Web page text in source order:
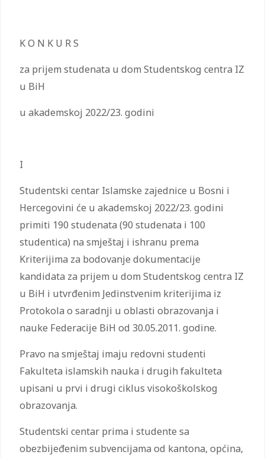
K O N K U R S
za prijem studenata u dom Studentskog centra IZ
u BiH
u akademskoj 2022/23. godini
I
Studentski centar Islamske zajednice u Bosni i
Hercegovini će u akademskoj 2022/23. godini
primiti 190 studenata (90 studenata i 100
studentica) na smještaj i ishranu prema
Kriterijima za bodovanje dokumentacije
kandidata za prijem u dom Studentskog centra IZ
u BiH i utvrđenim Jedinstvenim kriterijima iz
Protokola o saradnji u oblasti obrazovanja i
nauke Federacije BiH od 30.05.2011. godine.
Pravo na smještaj imaju redovni studenti
Fakulteta islamskih nauka i drugih fakulteta
upisani u prvi i drugi ciklus visokoškolskog
obrazovanja.
Studentski centar prima i studente sa
obezbijeđenim subvencijama od kantona, općina,